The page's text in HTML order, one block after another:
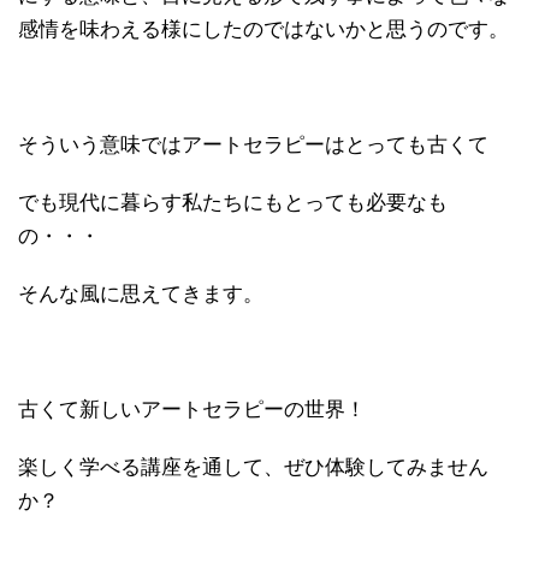
感情を味わえる様にしたのではないかと思うのです。
そういう意味ではアートセラピーはとっても古くて
でも現代に暮らす私たちにもとっても必要なも
の・・・
そんな風に思えてきます。
古くて新しいアートセラピーの世界！
楽しく学べる講座を通して、ぜひ体験してみません
か？